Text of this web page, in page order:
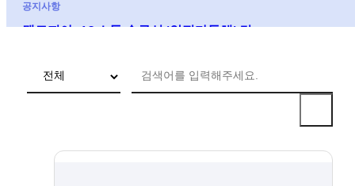
공지사항
켐토피아, AI 소통 솔루션 '안전다통해' 건